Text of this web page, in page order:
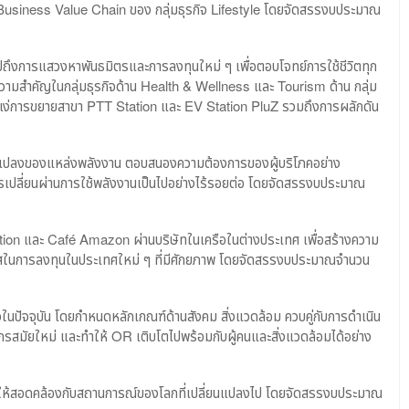
Value Chain ของ กลุ่มธุรกิจ Lifestyle โดยจัดสรรงบประมาณ
การแสวงหาพันธมิตรและการลงทุนใหม่ ๆ เพื่อตอบโจทย์การใช้ชีวิตทุก
มสำคัญในกลุ่มธุรกิจด้าน Health & Wellness และ Tourism ด้าน กลุ่ม
ารขยายสาขา PTT Station และ EV Station PluZ รวมถึงการผลักดัน
งของแหล่งพลังงาน ตอบสนองความต้องการของผู้บริโภคอย่าง
ลี่ยนผ่านการใช้พลังงานเป็นไปอย่างไร้รอยต่อ โดยจัดสรรงบประมาณ
และ Café Amazon ผ่านบริษัทในเครือในต่างประเทศ เพื่อสร้างความ
นการลงทุนในประเทศใหม่ ๆ ที่มีศักยภาพ โดยจัดสรรงบประมาณจำนวน
ปัจจุบัน โดยกำหนดหลักเกณฑ์ด้านสังคม สิ่งแวดล้อม ควบคู่กับการดำเนิน
มัยใหม่ และทำให้ OR เติบโตไปพร้อมกับผู้คนและสิ่งแวดล้อมได้อย่าง
อดคล้องกับสถานการณ์ของโลกที่เปลี่ยนแปลงไป โดยจัดสรรงบประมาณ